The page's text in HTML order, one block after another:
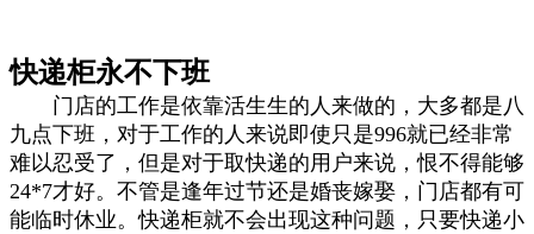
快递柜永不下班
门店的工作是依靠活生生的人来做的，大多都是八
九点下班，对于工作的人来说即使只是996就已经非常
难以忍受了，但是对于取快递的用户来说，恨不得能够
24*7才好。不管是逢年过节还是婚丧嫁娶，门店都有可
能临时休业。快递柜就不会出现这种问题，只要快递小